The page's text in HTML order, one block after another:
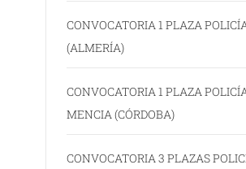
CONVOCATORIA 1 PLAZA
(ALMERÍA)
CONVOCATORIA 1 PLAZA
MENCIA (CÓRDOBA)
CONVOCATORIA 3 PLAZAS